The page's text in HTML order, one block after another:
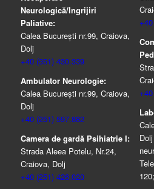
Neurologică/Ingrijiri
Paliative:
Calea București nr.99, Craiova,
Dolj
+40 (351) 430.339
Ambulator Neurologie:
Calea București nr.99, Craiova,
Dolj
+40 (251) 597.882
Camera de gardă Psihiatrie I:
Strada Aleea Potelu, Nr.24,
Craiova, Dolj
+40 (251) 426.020